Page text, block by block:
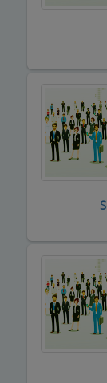
Hafriyat
Hal
Halı Yıkama
Halıcılar
Hamamlar
Hastane ve
Havuz ve
Hediyelik